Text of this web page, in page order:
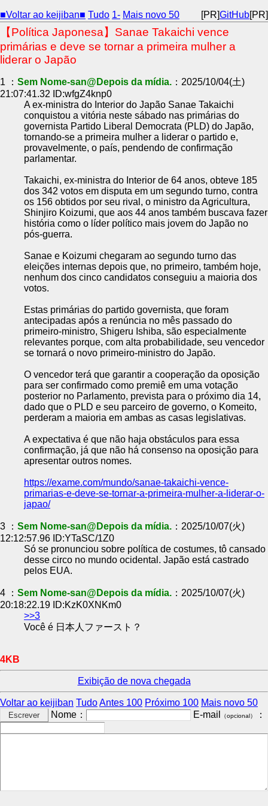
■Voltar ao keijiban■ Tudo 1- Mais novo 50 [PR]GitHub[PR]
【Política Japonesa】Sanae Takaichi vence
primárias e deve se tornar a primeira mulher a
liderar o Japão
1 ： Sem Nome-san@Depois da mídia. ：2025/10/04(土)
21:07:41.32 ID:wfgZ4knp0
A ex-ministra do Interior do Japão Sanae Takaichi
conquistou a vitória neste sábado nas primárias do
governista Partido Liberal Democrata (PLD) do Japão,
tornando-se a primeira mulher a liderar o partido e,
provavelmente, o país, pendendo de confirmação
parlamentar.
Takaichi, ex-ministra do Interior de 64 anos, obteve 185
dos 342 votos em disputa em um segundo turno, contra
os 156 obtidos por seu rival, o ministro da Agricultura,
Shinjiro Koizumi, que aos 44 anos também buscava fazer
história como o líder político mais jovem do Japão no
pós-guerra.
Sanae e Koizumi chegaram ao segundo turno das
eleições internas depois que, no primeiro, também hoje,
nenhum dos cinco candidatos conseguiu a maioria dos
votos.
Estas primárias do partido governista, que foram
antecipadas após a renúncia no mês passado do
primeiro-ministro, Shigeru Ishiba, são especialmente
relevantes porque, com alta probabilidade, seu vencedor
se tornará o novo primeiro-ministro do Japão.
O vencedor terá que garantir a cooperação da oposição
para ser confirmado como premiê em uma votação
posterior no Parlamento, prevista para o próximo dia 14,
dado que o PLD e seu parceiro de governo, o Komeito,
perderam a maioria em ambas as casas legislativas.
A expectativa é que não haja obstáculos para essa
confirmação, já que não há consenso na oposição para
apresentar outros nomes.
https://exame.com/mundo/sanae-takaichi-vence-
primarias-e-deve-se-tornar-a-primeira-mulher-a-liderar-o-
japao/
3 ： Sem Nome-san@Depois da mídia. ：2025/10/07(火)
12:12:57.96 ID:YTaSC/1Z0
Só se pronunciou sobre política de costumes, tô cansado
desse circo no mundo ocidental. Japão está castrado
pelos EUA.
4 ： Sem Nome-san@Depois da mídia. ：2025/10/07(火)
20:18:22.19 ID:KzK0XNKm0
>>3
Você é 日本人ファースト？
4KB
Exibição de nova chegada
Voltar ao keijiban TudoAntes 100 Próximo 100 Mais novo 50
Nome：
E-mail （opcional） ：